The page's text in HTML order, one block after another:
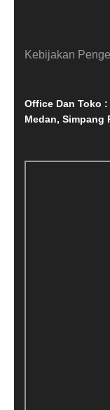
Kebijakan
Office Dan Toko
Medan, Simpang